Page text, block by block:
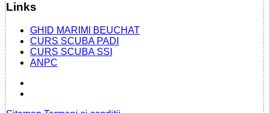
Links
GHID MARIMI BEUCHAT
CURS SCUBA PADI
CURS SCUBA SSI
ANPC